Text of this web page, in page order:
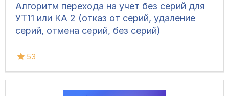
Алгоритм перехода на учет без серий для
УТ11 или КА 2 (отказ от серий, удаление
серий, отмена серий, без серий)
53